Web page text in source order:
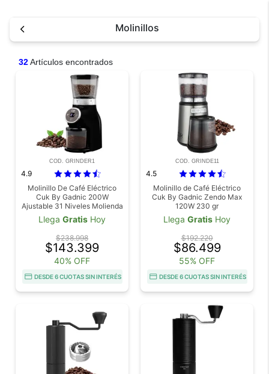
Molinillos
32Artículos encontrados
COD. GRINDER1
4.9
Molinillo De Café Eléctrico
Cuk By Gadnic 200W
Ajustable 31 Niveles Molienda
Control Digital
Llega Gratis Hoy
$238.998
$143.399
40% OFF
DESDE 6 CUOTAS SIN INTERÉS
COD. GRINDE11
4.5
Molinillo de Café Eléctrico
Cuk By Gadnic Zendo Max
120W 230 gr
Llega Gratis Hoy
$192.220
$86.499
55% OFF
DESDE 6 CUOTAS SIN INTERÉS